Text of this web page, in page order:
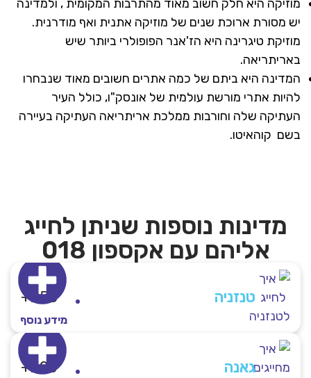
מוזיקה היא חלק חשוב מאוד מהתרבות המקומית , ולמדינה
יש מסורת ארוכת שנים של מוזיקה אתנית ואף מודרנית.
מוזיקת ​​טיגרינה היא הז'אנר הפופולרי ביותר שיש
באריתריאה.
המדינה היא ביתם של כמה אתרים חשובים מאוד שנבחרו
להיות אתרי מורשת עולמית של אונסק"ו, כולל העיר
העתיקה שלה וחורבות ממלכת אריתריאה העתיקה בעיירה
בשם קוהאיטו.
מדינות נוספות שניתן לחייג
אליהם עם אקספון 018
טנזניה 255+
מידע נוסף
גאנה 223+